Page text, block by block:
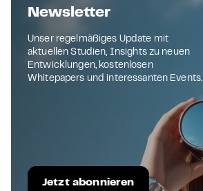
Newsletter
Unser regelmäßiges Update mit
aktuellen Studien, Insights zu neuen
Entwicklungen, kostenlosen
Whitepapers und interessanten Events.
Jetzt abonnieren